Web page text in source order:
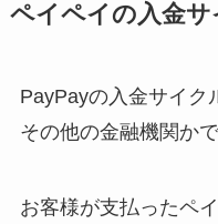
ペイペイの入金
PayPayの入金サイク
その他の金融機関か
お客様が支払ったペ